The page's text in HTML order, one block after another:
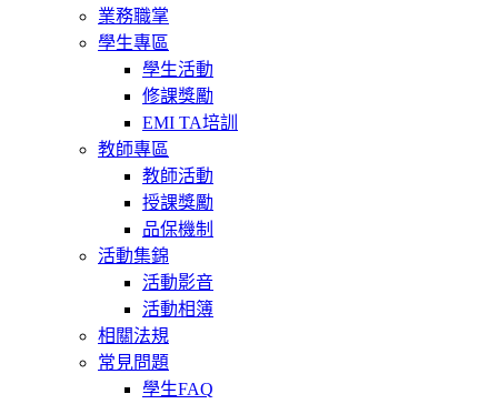
業務職掌
學生專區
學生活動
修課獎勵
EMI TA培訓
教師專區
教師活動
授課獎勵
品保機制
活動集錦
活動影音
活動相簿
相關法規
常見問題
學生FAQ